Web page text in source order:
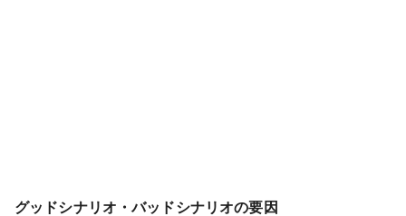
グッドシナリオ・バッドシナリオの要因